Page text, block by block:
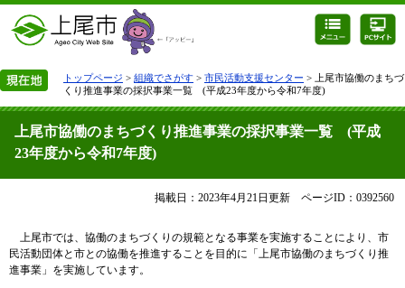
トップページ > 組織でさがす > 市民活動支援センター > 上尾市協働のまちづ
くり推進事業の採択事業一覧 (平成23年度から令和7年度)
上尾市協働のまちづくり推進事業の採択事業一覧 (平成
23年度から令和7年度)
掲載日：2023年4月21日更新 ページID：0392560
上尾市では、協働のまちづくりの規範となる事業を実施することにより、市
民活動団体と市との協働を推進することを目的に「上尾市協働のまちづくり推
進事業」を実施しています。